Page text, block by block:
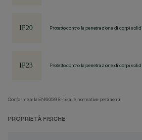
Protetto contro la penetrazione di corpi
Protetto contro la penetrazione di corpi
Conforme alla EN60598-1 e alle normative pertinenti.
PROPRIETÀ FISICHE